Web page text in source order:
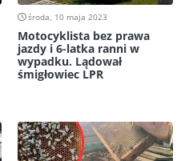
środa, 10 maja 2023
Motocyklista bez prawa
jazdy i 6-latka ranni w
wypadku. Lądował
śmigłowiec LPR